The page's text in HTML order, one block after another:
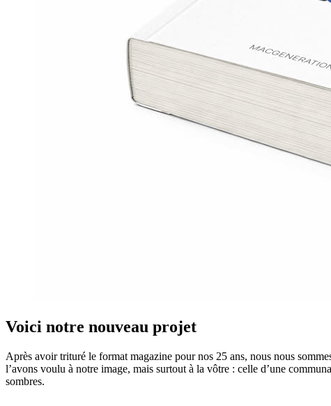
Voici notre nouveau projet
Après avoir trituré le format magazine pour nos 25 ans, nous nous
l’avons voulu à notre image, mais surtout à la vôtre : celle d’une
sombres.